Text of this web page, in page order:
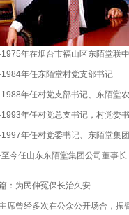
年在烟台市福山区东陌堂联
年任东陌堂村党支部书记
年任村党支部书记、东陌堂
年任村党总支书记，村党委
年任村党委书记、东陌堂集
今任山东东陌堂集团公司董事
：为民伸冤保长治久安
席曾经多次在公众公开场合，振